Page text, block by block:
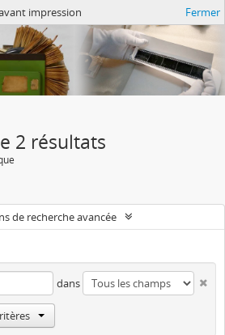
impression Fermer
2 résultats
de recherche avancée
dans